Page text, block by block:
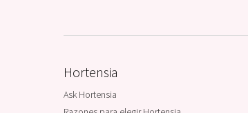
Hortensia
Ask Hortensia